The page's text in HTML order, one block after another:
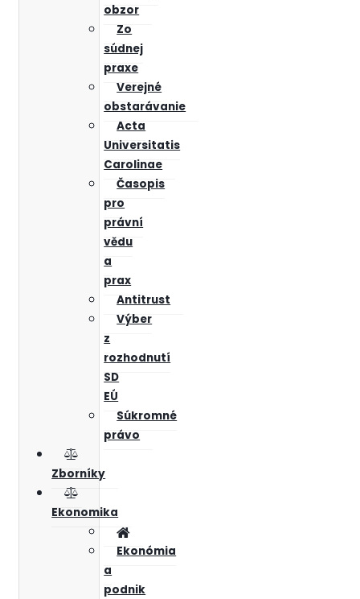
obzor
Zo
súdnej
praxe
Verejné
obstarávanie
Acta
Universitatis
Carolinae
Časopis
pro
právní
vědu
a
prax
Antitrust
Výber
z
rozhodnutí
SD
EÚ
Súkromné
právo
Zborníky
Ekonomika
Ekonómia
a
podnik